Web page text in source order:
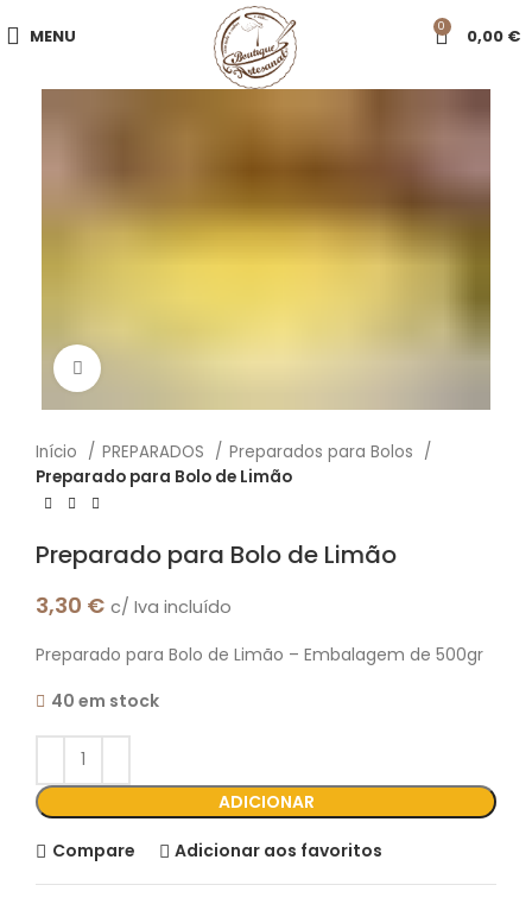
MENU 0 0,00 €
Início PREPARADOS
Preparados para Bolos
Preparado para Bolo de Limão
Preparado para Bolo de Limão
3,30 € c/ Iva incluído
Preparado para Bolo de Limão – Embalagem de 500gr
40 em stock
ADICIONAR
Compare Adicionar aos favoritos